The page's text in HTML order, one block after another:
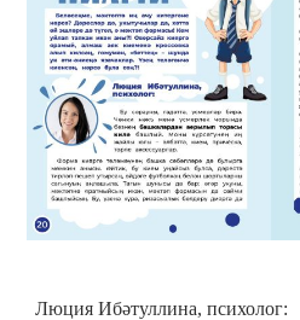
Люция Ибәтуллина, психолог: